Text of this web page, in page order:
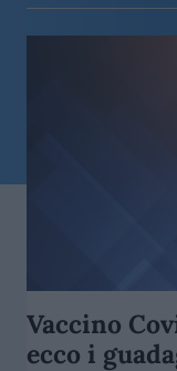
Vaccino
ecco i